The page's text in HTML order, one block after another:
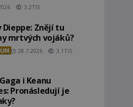
3.2TIS
Dieppe: Znějí tu
mrtvých vojáků?
28.7.2026 3.1TIS
i Keanu
Pronásledují je